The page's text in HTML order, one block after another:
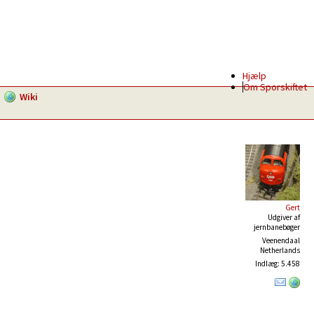
Hjælp
Om Sporskiftet
Wiki
Gert
Udgiver af
jernbanebøger
Veenendaal
Netherlands
Indlæg: 5.458